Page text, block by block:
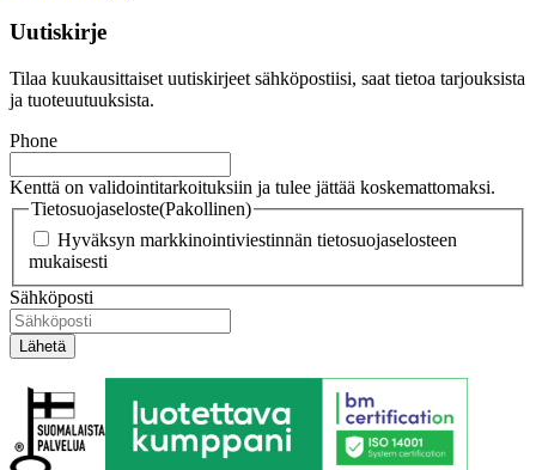
Uutiskirje
Tilaa kuukausittaiset uutiskirjeet sähköpostiisi, saat tietoa tarjouksista
ja tuoteuutuuksista.
Phone
Kenttä on validointitarkoituksiin ja tulee jättää koskemattomaksi.
Tietosuojaseloste(Pakollinen)
Hyväksyn markkinointiviestinnän tietosuojaselosteen
mukaisesti
Sähköposti